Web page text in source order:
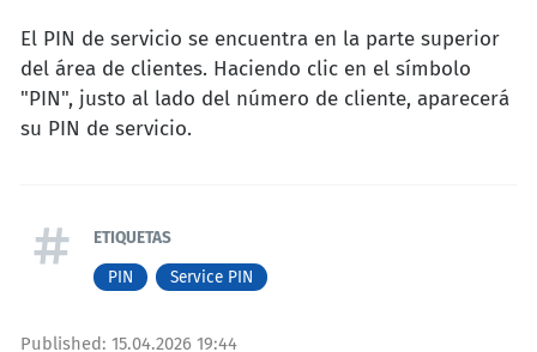
El PIN de servicio se encuentra en la parte superior
del área de clientes. Haciendo clic en el símbolo
"PIN", justo al lado del número de cliente, aparecerá
su PIN de servicio.
ETIQUETAS
PIN
Service PIN
Published: 15.04.2026 19:44